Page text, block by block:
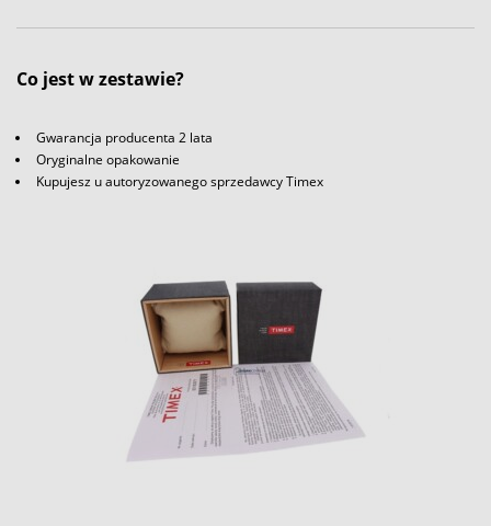
Co jest w zestawie?
Gwarancja producenta 2 lata
Oryginalne opakowanie
Kupujesz u autoryzowanego sprzedawcy Timex